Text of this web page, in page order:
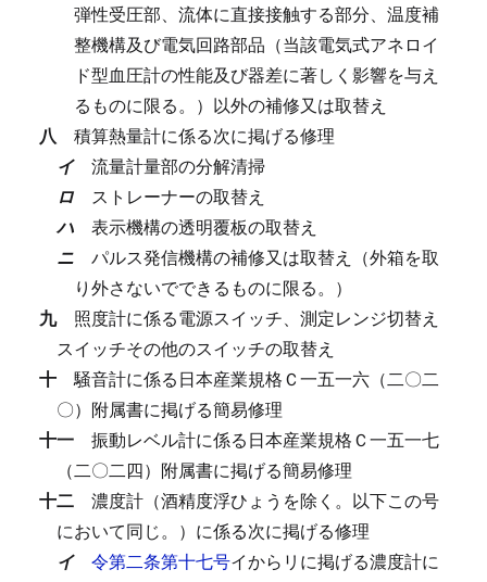
弾性受圧部、流体に直接接触する部分、温度補
整機構及び電気回路部品（当該電気式アネロイ
ド型血圧計の性能及び器差に著しく影響を与え
るものに限る。）以外の補修又は取替え
八 積算熱量計に係る次に掲げる修理
イ 流量計量部の分解清掃
ロ ストレーナーの取替え
ハ 表示機構の透明覆板の取替え
ニ パルス発信機構の補修又は取替え（外箱を取
り外さないでできるものに限る。）
九 照度計に係る電源スイッチ、測定レンジ切替え
スイッチその他のスイッチの取替え
十騒音計に係る日本産業規格Ｃ一五一六（二〇二
〇）附属書に掲げる簡易修理
十一 振動レベル計に係る日本産業規格Ｃ一五一七
（二〇二四）附属書に掲げる簡易修理
十二 濃度計（酒精度浮ひょうを除く。以下この号
において同じ。）に係る次に掲げる修理
イ 令第二条第十七号イからリに掲げる濃度計に